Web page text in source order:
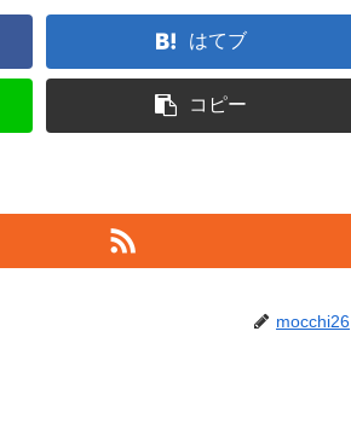
はてブ
コピー
mocchi26